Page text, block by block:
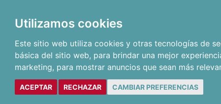
Utilizamos cookies
Este sitio web utiliza cookies y otras tecnologías de
básica del sitio web, para brindar una mejor
marketing, para mostrar anuncios que sean más
ACEPTAR RECHAZAR CAMBIAR PREFERENCIAS